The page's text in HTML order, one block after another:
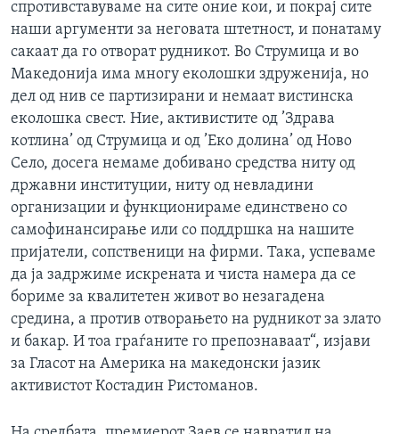
спротивставуваме на сите оние кои, и покрај сите
наши аргументи за неговата штетност, и понатаму
сакаат да го отворат рудникот. Во Струмица и во
Македонија има многу еколошки здруженија, но
дел од нив се партизирани и немаат вистинска
еколошка свест. Ние, активистите од ’Здрава
котлина’ од Струмица и од ’Еко долина’ од Ново
Село, досега немаме добивано средства ниту од
државни институции, ниту од невладини
организации и функционираме единствено со
самофинансирање или со поддршка на нашите
пријатели, сопственици на фирми. Така, успеваме
да ја задржиме искрената и чиста намера да се
бориме за квалитетен живот во незагадена
средина, а против отворањето на рудникот за злато
и бакар. И тоа граѓаните го препознаваат“, изјави
за Гласот на Америка на македонски јазик
активистот Костадин Ристоманов.